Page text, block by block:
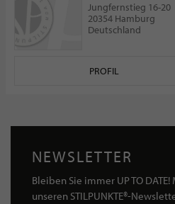
Jungfernstieg 16-20
20354 Hamburg
Deutschland
PROFIL
NEWSLETTER
Bleiben Sie immer UP TO
unseren STILPUNKTE®-